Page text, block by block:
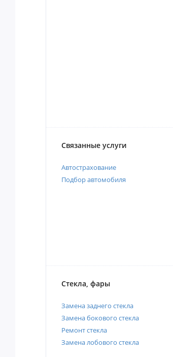
Связанные услуги
Автострахование
Подбор автомобиля
Стекла, фары
Замена заднего стекла
Замена бокового стекла
Ремонт стекла
Замена лобового стекла